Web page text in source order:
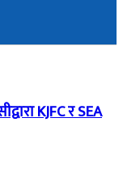
KJFC र SEA